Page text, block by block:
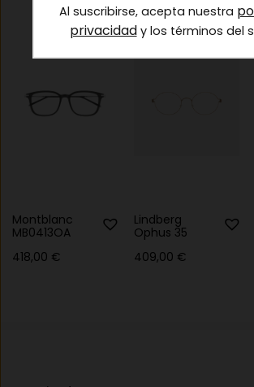
Montblanc
MB0413OA
418,00 €
Lindberg
Ophus 35
409,00 €
Al suscribirse, acepta nuestra
privacidady los términos del